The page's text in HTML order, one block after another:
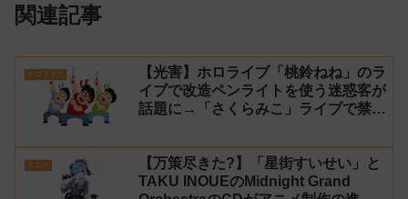
関連記事
ホロライブ
【光害】ホロライブ「桃鈴ねね」のラ
イブで改造ペンライトを使う迷惑客が
話題に→「さくらみこ」ライブで禁止
アニメ
【万策尽きた?】「星街すいせい」と
TAKU INOUEのMidnight Grand